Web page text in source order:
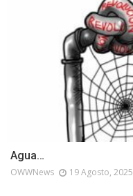
Agua…
OWWNews 19 Agosto, 2025